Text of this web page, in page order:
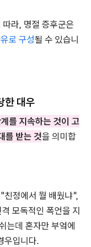
따라, 명절 증후군은
로 구성될 수 있습니
한 대우
를 지속하는 것이 고
를 받는 것을 의미합
정에서 뭘 배웠냐",
모독적인 폭언을 지
는데 혼자만 부엌에
우입니다.